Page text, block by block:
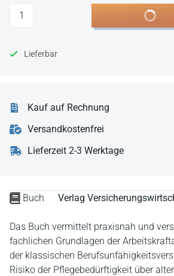
Buch Verlag
Das Buch vermittelt praxisnah und
fachlichen Grundlagen der
der klassischen
Risiko der Pflegebedürftigkeit über
Anzahl In den
Lieferbar
Kauf auf Rechnung
Versandkostenfrei
Lieferzeit 2-3 Werktage